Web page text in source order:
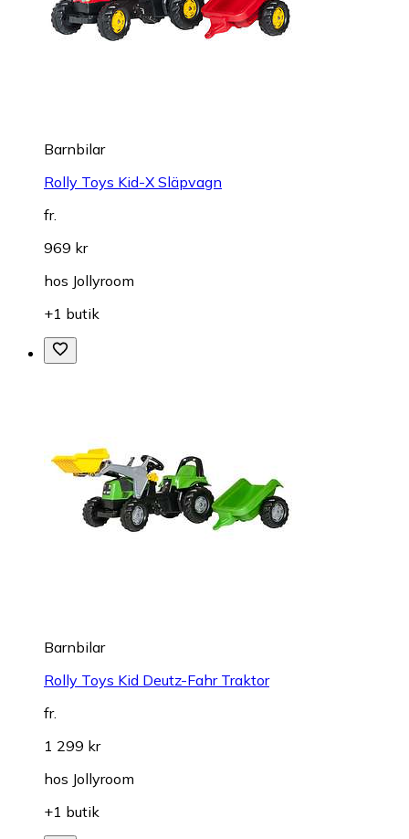
Barnbilar
Rolly Toys Kid-X Släpvagn
fr.
969 kr
hos Jollyroom
+1 butik
Barnbilar
Rolly Toys Kid Deutz-Fahr Traktor
fr.
1 299 kr
hos Jollyroom
+1 butik